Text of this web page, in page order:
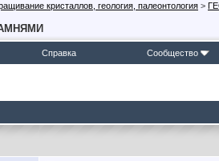
кристаллов, геология, палеонтология >
Справка Сообщество